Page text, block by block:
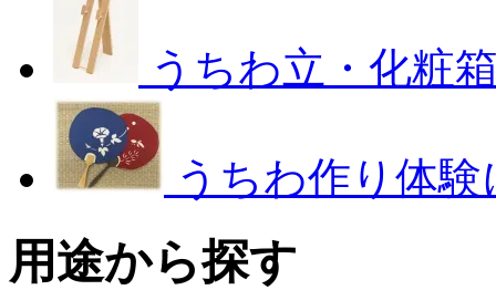
うちわ立・化粧
うちわ作り体
用途から探す